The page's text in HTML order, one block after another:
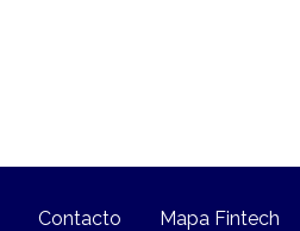
Contacto Mapa Fintech